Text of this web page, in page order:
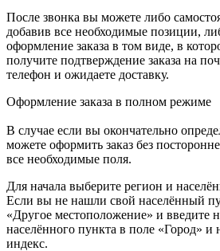
После звонка вы можете либо
добавив все необходимые позиции,
оформление заказа в том виде, в
получите подтверждение заказа на
телефон и ожидаете доставку.
Оформление заказа в полном режиме
В случае если вы окончательно
можете оформить заказ без
все необходимые поля.
Для начала выберите регион и
Если вы не нашли свой населённый
«Другое местоположение» и введите
населённого пункта в поле «Город» и
индекс.